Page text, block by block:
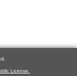
License.